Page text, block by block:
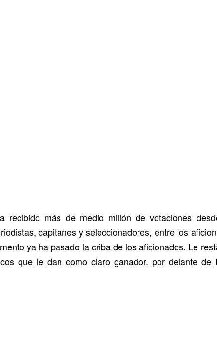
más de medio millón de votaciones
capitanes y seleccionadores, entre los
ya ha pasado la criba de los aficionados. Le
que le dan como claro ganador. por delante de